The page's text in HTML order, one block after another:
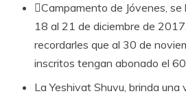
Campamento de Jóvenes,
18 al 21 de diciembre de
recordarles que al 30 de
inscritos tengan abonado el
La Yeshivat Shuvu, brinda una